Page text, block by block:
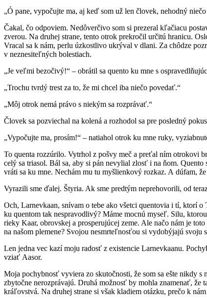
„Ó pane, vypočujte ma, aj keď som už len človek, nehodný
Čakal, čo odpoviem. Nedôverčivo som si prezeral kľačiacu
zverou. Na druhej strane, tento otrok prekročil určitú hranicu.
Vracal sa k nám, perlu úzkostlivo ukrýval v dlani. Za chôdze
v neznesiteľných bolestiach.
„Je veľmi bezočivý!“ – obrátil sa quento ku mne s
„Trochu tvrdý trest za to, že mi chcel iba niečo povedať.“
„Môj otrok nemá právo s niekým sa rozprávať.“
Človek sa pozviechal na kolená a rozhodol sa pre posledný
„Vypočujte ma, prosím!“ – natiahol otrok ku mne ruky,
To quenta rozzúrilo. Vytrhol z pošvy meč a preťal ním otrokovi
celý sa triasol. Bál sa, aby si pán nevylial zlosť i na ňom.
vráti sa ku mne. Nechám mu tu myšlienkový rozkaz. A dúfam,
Vyrazili sme ďalej. Štyria. Ak sme predtým neprehovorili, od
Och, Larnevkaan, snívam o tebe ako všetci quentovia i tí, ktorí
ku quentom tak nespravodlivý? Máme mocnú myseľ. Silu,
rieky Kaar, obrovskej a prosperujúcej zeme. Ale načo nám je
na našom plemene? Svojou nesmrteľnosťou si vydobýjajú svoju
Len jedna vec kazí moju radosť z existencie Larnevkaanu.
vziať Aasor.
Moja pochybnosť vyviera zo skutočnosti, že som sa ešte nikdy
zbytočne nerozprávajú. Druhá možnosť by mohla znamenať, že
kráľovstvá. Na druhej strane si však kladiem otázku, prečo k